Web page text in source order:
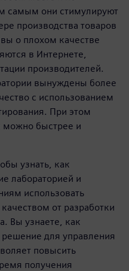
самым они стимулируют
производства товаров
о плохом качестве
в Интернете,
производителей.
вынуждены более
с использованием
При этом
можно быстрее и
узнать, как
лабораторией и
использовать
от разработки
Вы узнаете, как
для управления
повысить
получения